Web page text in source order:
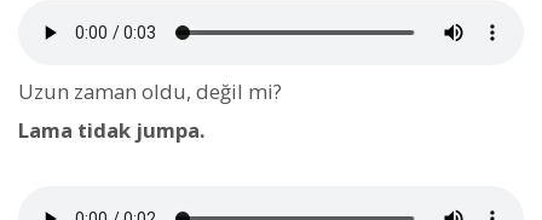
Uzun zaman oldu, değil mi?
Lama tidak jumpa.